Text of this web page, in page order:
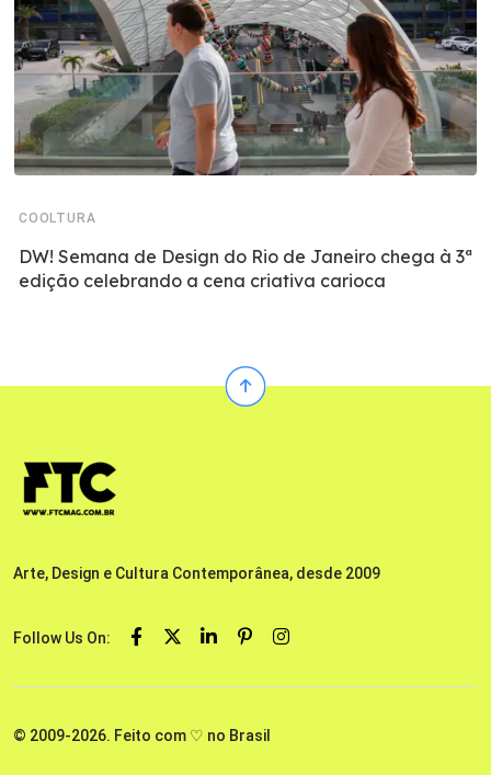
COOLTURA
DW! Semana de Design do Rio de Janeiro chega à 3ª
edição celebrando a cena criativa carioca
Arte, Design e Cultura Contemporânea, desde 2009
Follow Us On:
© 2009-2026. Feito com ♡ no Brasil